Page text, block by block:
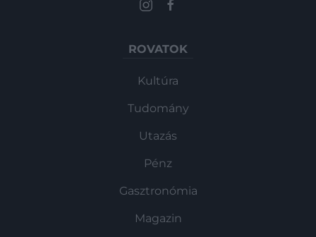
ROVATOK
Kultúra
Tudomány
Utazás
Pénz
Gasztronómia
Magazin